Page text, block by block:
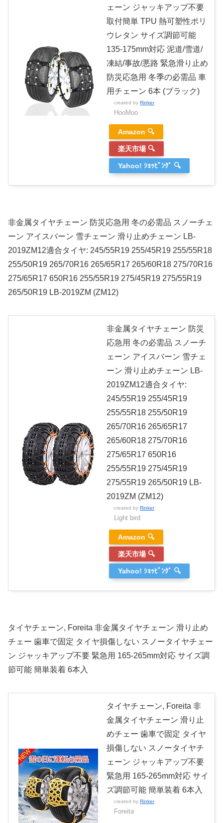
ェーン ジャッキアップ不要
取付簡単 TPU 熱可塑性ポリ
ウレタン サイズ調節可能
135-175mm対応 泥道/雪道/
凍結/事故/悪路 緊急滑り止め
防災応急用 冬季の必需品 車
用チェーン 6本 (ブラック)
created by Rinker
HooMoo
Amazon 🔍
楽天市場 🔍
Yahoo! ｼｮｯﾋﾟﾝｸﾞ 🔍
非金属タイヤチェーン 防災応急用 冬の必需品 スノーチェ
ーン アイスバーン 雪チェーン 滑り止めチェーン LB-
2019ZM12適合タイヤ: 245/55R19 255/45R19 255/55R18
255/50R19 265/70R16 265/65R17 265/60R18 275/70R16
275/65R17 650R16 255/55R19 275/45R19 275/55R19
265/50R19 LB-2019ZM (ZM12)
非金属タイヤチェーン 防災
応急用 冬の必需品 スノーチ
ェーン アイスバーン 雪チェ
ーン 滑り止めチェーン LB-
2019ZM12適合タイヤ:
245/55R19 255/45R19
255/55R18 255/50R19
265/70R16 265/65R17
265/60R18 275/70R16
275/65R17 650R16
255/55R19 275/45R19
275/55R19 265/50R19 LB-
2019ZM (ZM12)
created by Rinker
Light bird
Amazon 🔍
楽天市場 🔍
Yahoo! ｼｮｯﾋﾟﾝｸﾞ 🔍
タイヤチェーン, Foreita 非金属タイヤチェーン 滑り止め
チェー 歯車で固定 タイヤ損傷しない スノータイヤチェー
ン ジャッキアップ不要 緊急用 165-265mm対応 サイズ調
節可能 簡単装着 6本入
タイヤチェーン, Foreita 非
金属タイヤチェーン 滑り止
めチェー 歯車で固定 タイヤ
損傷しない スノータイヤチ
ェーン ジャッキアップ不要
緊急用 165-265mm対応 サイ
ズ調節可能 簡単装着 6本入
created by Rinker
Foreita